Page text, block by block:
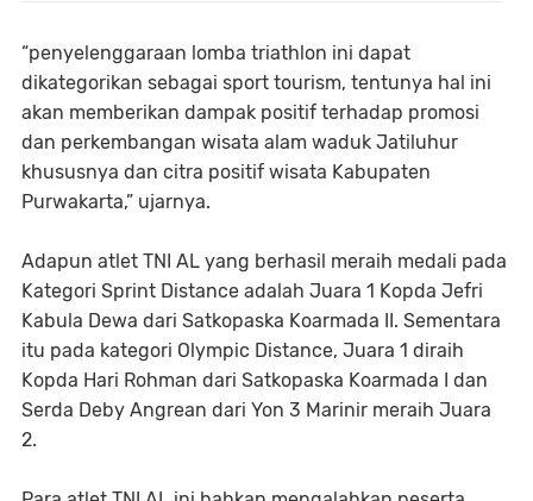
“penyelenggaraan lomba triathlon ini dapat
dikategorikan sebagai sport tourism, tentunya hal ini
akan memberikan dampak positif terhadap promosi
dan perkembangan wisata alam waduk Jatiluhur
khususnya dan citra positif wisata Kabupaten
Purwakarta,” ujarnya.
Adapun atlet TNI AL yang berhasil meraih medali pada
Kategori Sprint Distance adalah Juara 1 Kopda Jefri
Kabula Dewa dari Satkopaska Koarmada II. Sementara
itu pada kategori Olympic Distance, Juara 1 diraih
Kopda Hari Rohman dari Satkopaska Koarmada I dan
Serda Deby Angrean dari Yon 3 Marinir meraih Juara
2.